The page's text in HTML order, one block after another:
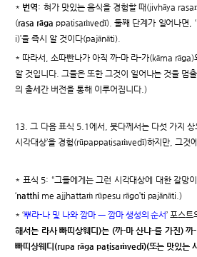
* 번역: 혀가 맛있는 음식을 경험할 때(jivhāya
(rasa rāga ppaṭisaṁvedī). 둘째 단계가 일어나면,
i)’을 즉시 알 것이다(pajānāti).
* 따라서, 소따빤나가 아직 까-마 라-가(kāma
알 것입니다. 그들은 또한 그것이 일어나는 것을 멈
의 출세간 버전을 통해 이루어집니다.)
13. 그 다음 표식 5.1에서, 붓다께서는 다섯 가지
시각대상’을 경험(rūpappaṭisaṁvedī)하지만, 그것
* 표식 5: “그들에게는 그런 시각대상에 대한 갈망이
‘natthi me ajjhattaṁ rūpesu rāgo’ti pajānāti.)
* ‘뿌라-나 및 나와 깜마 ㅡ 깜마 생성의 순서’ 포스
해서는 라사 빠띠상웨디)는 (까-마 산냐-를 가진) 까
빠띠상웨디(rupa rāga paṭisaṁvedī)(또는 맛있는